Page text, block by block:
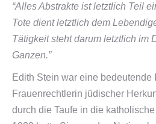
“Alles Abstrakte ist letztlich Teil
Tote dient letztlich dem
Tätigkeit steht darum letztlich im
Ganzen.”
Edith Stein war eine bedeutende
Frauenrechtlerin jüdischer
durch die Taufe in die